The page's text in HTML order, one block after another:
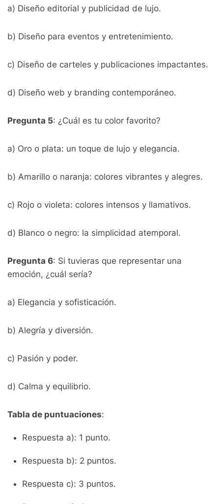
a) Diseño editorial y publicidad de lujo.
b) Diseño para eventos y entretenimiento.
c) Diseño de carteles y publicaciones impactantes.
d) Diseño web y branding contemporáneo.
Pregunta 5: ¿Cuál es tu color favorito?
a) Oro o plata: un toque de lujo y elegancia.
b) Amarillo o naranja: colores vibrantes y alegres.
c) Rojo o violeta: colores intensos y llamativos.
d) Blanco o negro: la simplicidad atemporal.
Pregunta 6: Si tuvieras que representar una
emoción, ¿cuál sería?
a) Elegancia y sofisticación.
b) Alegría y diversión.
c) Pasión y poder.
d) Calma y equilibrio.
Tabla de puntuaciones:
Respuesta a): 1 punto.
Respuesta b): 2 puntos.
Respuesta c): 3 puntos.